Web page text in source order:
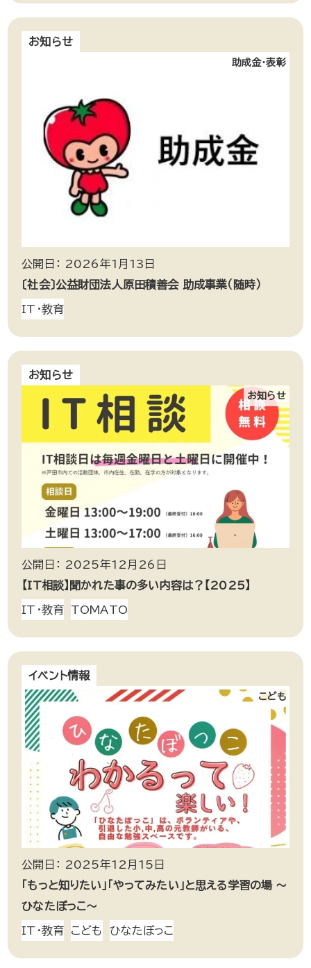
お知らせ
助成金・表彰
公開日： 2026年1月13日
〔社会〕公益財団法人原田積善会 助成事業（随時）
IT・教育
お知らせ
お知らせ
公開日： 2025年12月26日
【IT相談】聞かれた事の多い内容は？【2025】
IT・教育 TOMATO
イベント情報
こども
公開日： 2025年12月15日
「もっと知りたい」「やってみたい」と思える学習の場 ～
ひなたぼっこ～
IT・教育 こども ひなたぼっこ